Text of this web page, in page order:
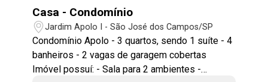
Casa - Condomínio
Jardim Apolo I - São José dos Campos/SP
Condomínio Apolo - 3 quartos, sendo 1 suíte - 4
banheiros - 2 vagas de garagem cobertas
Imóvel possuí: - Sala para 2 ambientes -